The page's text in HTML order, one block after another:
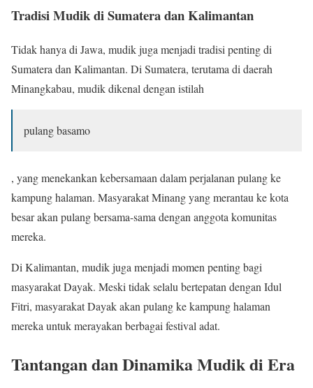
Tradisi Mudik di Sumatera dan Kalimantan
Tidak hanya di Jawa, mudik juga menjadi tradisi penting di
Sumatera dan Kalimantan. Di Sumatera, terutama di daerah
Minangkabau, mudik dikenal dengan istilah
pulang basamo
, yang menekankan kebersamaan dalam perjalanan pulang ke
kampung halaman. Masyarakat Minang yang merantau ke kota
besar akan pulang bersama-sama dengan anggota komunitas
mereka.
Di Kalimantan, mudik juga menjadi momen penting bagi
masyarakat Dayak. Meski tidak selalu bertepatan dengan Idul
Fitri, masyarakat Dayak akan pulang ke kampung halaman
mereka untuk merayakan berbagai festival adat.
Tantangan dan Dinamika Mudik di Era